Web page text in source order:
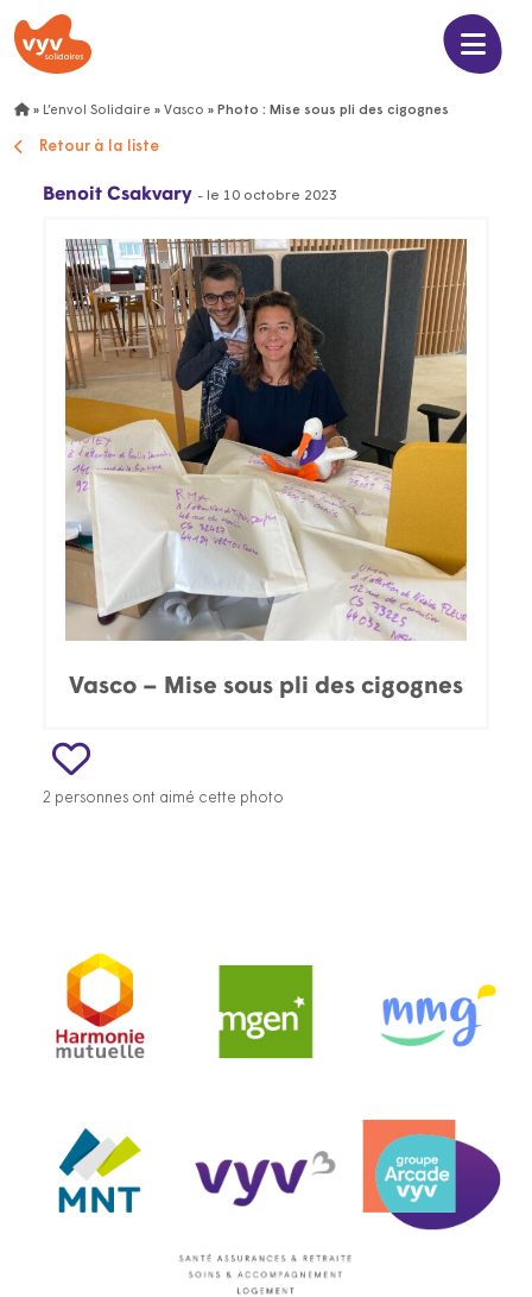
» L’envol Solidaire » Vasco » Photo : Mise sous pli des cigognes
Retour à la liste
Benoit Csakvary - le 10 octobre 2023
Vasco – Mise sous pli des cigognes
2 personnes ont aimé cette photo